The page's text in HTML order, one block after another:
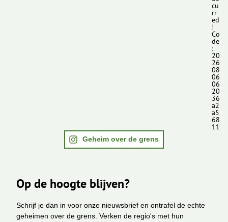
cu
rr
ed
!
Co
de
:
20
26
08
06
06
20
36
a2
a5
68
11
Geheim over de grens
Op de hoogte blijven?
Schrijf je dan in voor onze nieuwsbrief en ontrafel de echte
geheimen over de grens. Verken de regio's met hun